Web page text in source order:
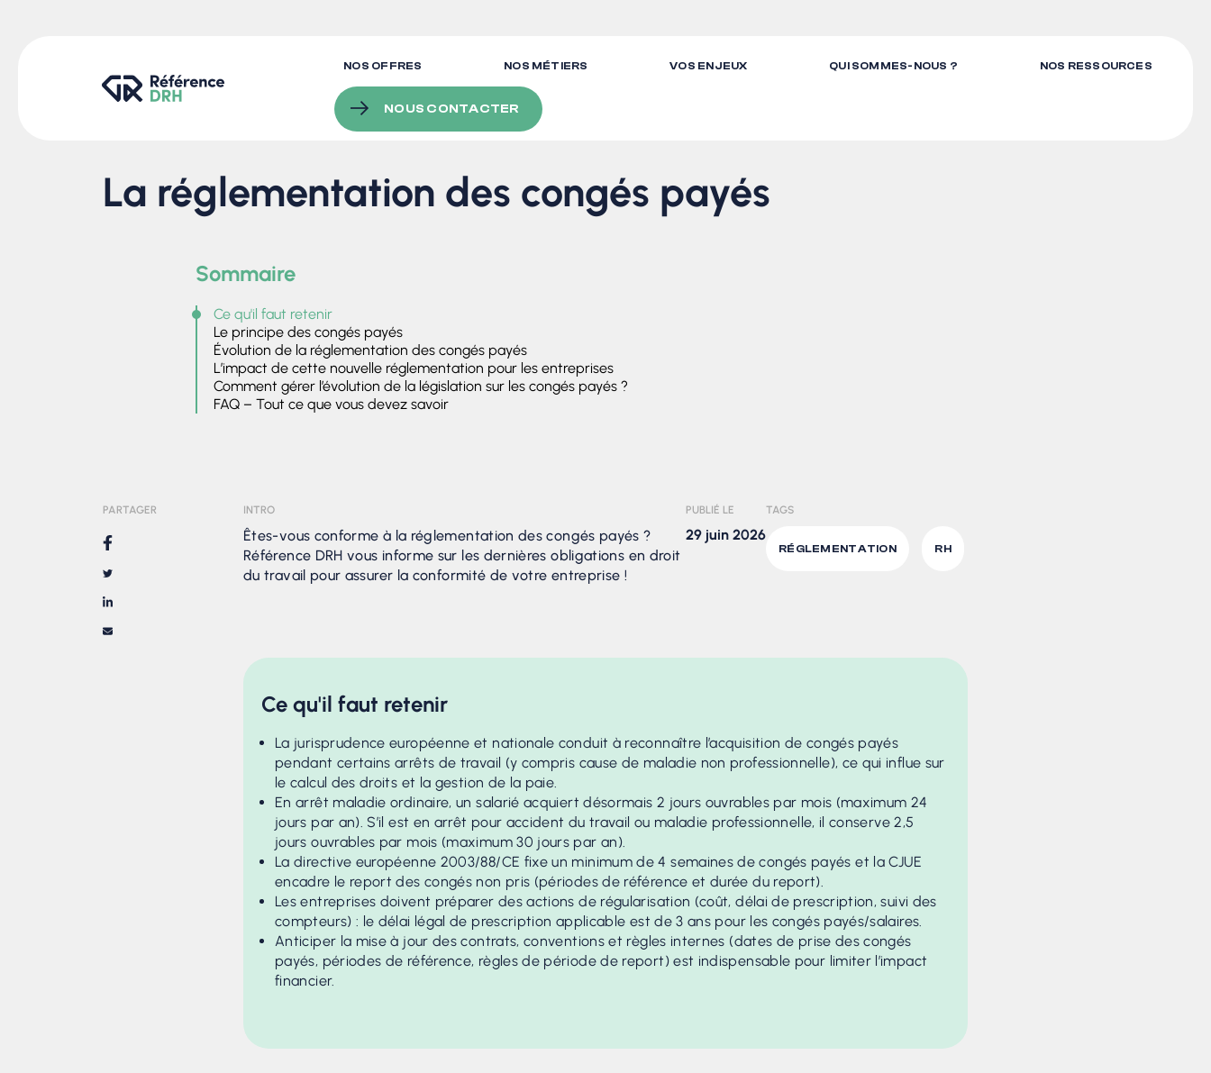
NOS OFFRES NOS MÉTIERS VOS ENJEUX QUI SOMMES-NOUS ? NOS RESSOURCES
NOUS CONTACTER
La réglementation des congés payés
Sommaire
Ce qu'il faut retenir
Le principe des congés payés
Évolution de la réglementation des congés payés
L’impact de cette nouvelle réglementation pour les entreprises
Comment gérer l’évolution de la législation sur les congés payés ?
FAQ – Tout ce que vous devez savoir
PARTAGER PUBLIÉ LE
29 juin 2026
TAGS
RÉGLEMENTATION RH
INTRO
Êtes-vous conforme à la réglementation des congés payés ?
Référence DRH vous informe sur les dernières obligations en droit
du travail pour assurer la conformité de votre entreprise !
Ce qu'il faut retenir
La jurisprudence européenne et nationale conduit à reconnaître l’acquisition de congés payés
pendant certains arrêts de travail (y compris cause de maladie non professionnelle), ce qui influe sur
le calcul des droits et la gestion de la paie.
En arrêt maladie ordinaire, un salarié acquiert désormais 2 jours ouvrables par mois (maximum 24
jours par an). S’il est en arrêt pour accident du travail ou maladie professionnelle, il conserve 2,5
jours ouvrables par mois (maximum 30 jours par an).
La directive européenne 2003/88/CE fixe un minimum de 4 semaines de congés payés et la CJUE
encadre le report des congés non pris (périodes de référence et durée du report).
Les entreprises doivent préparer des actions de régularisation (coût, délai de prescription, suivi des
compteurs) : le délai légal de prescription applicable est de 3 ans pour les congés payés/salaires.
Anticiper la mise à jour des contrats, conventions et règles internes (dates de prise des congés
payés, périodes de référence, règles de période de report) est indispensable pour limiter l’impact
financier.